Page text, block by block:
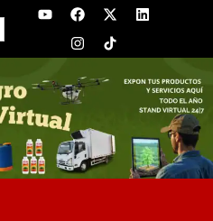
Y
o
b
e
F
a
c
e
o
o
k
X
-
t
w
t
L
i
d
n
I
n
s
t
g
r
a